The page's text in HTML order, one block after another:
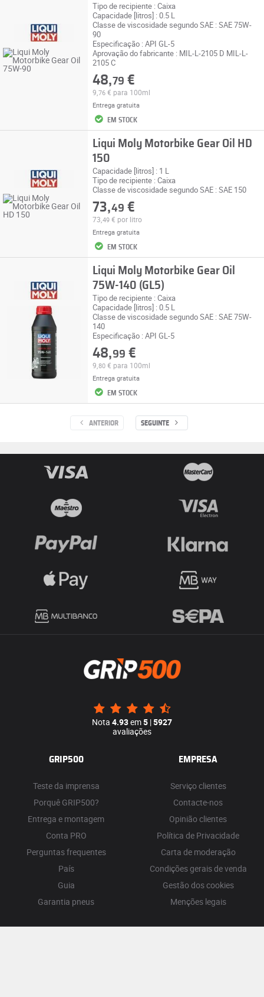
Tipo de recipiente : Caixa
Capacidade [litros] : 0.5 L
Classe de viscosidade segundo SAE : SAE 75W-
90
Especificação : API GL-5
Aprovação do fabricante : MIL-L-2105 D MIL-L-
2105 C
48,79 €
9, 76€ para 100ml
Entrega gratuita
EM STOCK
Liqui Moly Motorbike Gear Oil HD
150
Capacidade [litros] : 1 L
Tipo de recipiente : Caixa
Classe de viscosidade segundo SAE : SAE 150
73,49 €
73, 49€ por litro
Entrega gratuita
EM STOCK
Liqui Moly Motorbike Gear Oil
75W-140 (GL5)
Tipo de recipiente : Caixa
Capacidade [litros] : 0.5 L
Classe de viscosidade segundo SAE : SAE 75W-
140
Especificação : API GL-5
48,99 €
9, 80€ para 100ml
Entrega gratuita
EM STOCK
ANTERIOR SEGUINTE
Nota 4.93em5 |5927
avaliações
GRIP500
Teste da imprensa
Porquê GRIP500?
Entrega e montagem
Conta PRO
Perguntas frequentes
País
Guia
Garantia pneus
EMPRESA
Serviço clientes
Contacte-nos
Opinião clientes
Política de Privacidade
Carta de moderação
Condições gerais de venda
Gestão dos cookies
Menções legais